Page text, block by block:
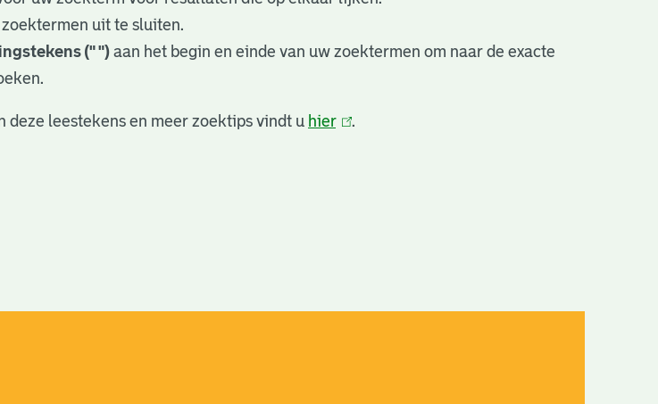
uit te sluiten.
(" ") aan het begin en einde van uw zoektermen om naar de exacte
deze leestekens en meer zoektips vindt u hier(link
.